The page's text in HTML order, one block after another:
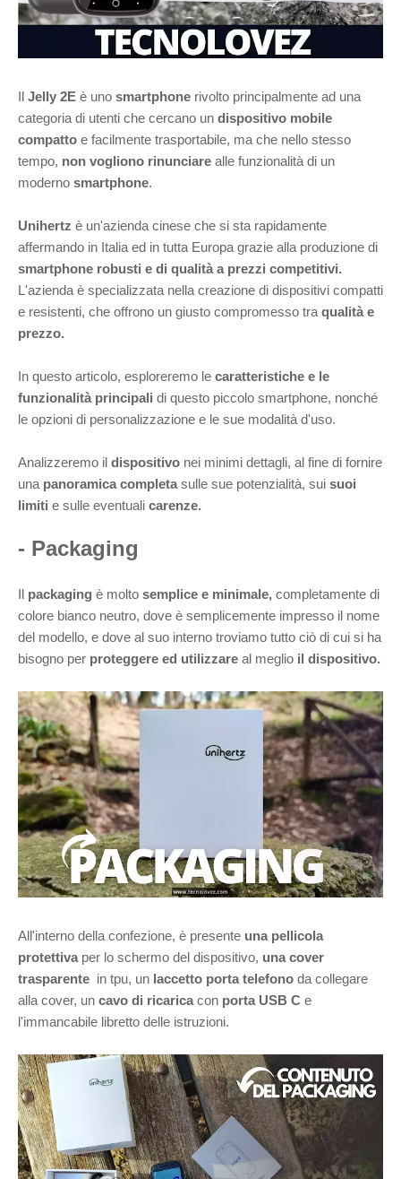
Il Jelly 2E è uno smartphone rivolto principalmente ad una
categoria di utenti che cercano un dispositivo mobile
compatto e facilmente trasportabile, ma che nello stesso
tempo, non vogliono rinunciare alle funzionalità di un
moderno smartphone.
Unihertz è un'azienda cinese che si sta rapidamente
affermando in Italia ed in tutta Europa grazie alla produzione di
smartphone robusti e di qualità a prezzi competitivi.
L'azienda è specializzata nella creazione di dispositivi compatti
e resistenti, che offrono un giusto compromesso tra qualità e
prezzo.
In questo articolo, esploreremo le caratteristiche e le
funzionalità principali di questo piccolo smartphone, nonché
le opzioni di personalizzazione e le sue modalità d'uso.
Analizzeremo il dispositivo nei minimi dettagli, al fine di fornire
una panoramica completa sulle sue potenzialità, sui suoi
limiti e sulle eventuali carenze.
- Packaging
Il packaging è molto semplice e minimale, completamente di
colore bianco neutro, dove è semplicemente impresso il nome
del modello, e dove al suo interno troviamo tutto ciò di cui si ha
bisogno per proteggere ed utilizzare al meglio il dispositivo.
All'interno della confezione, è presente una pellicola
protettiva per lo schermo del dispositivo, una cover
trasparente in tpu, un laccetto porta telefono da collegare
alla cover, un cavo di ricarica con porta USB C e
l'immancabile libretto delle istruzioni.